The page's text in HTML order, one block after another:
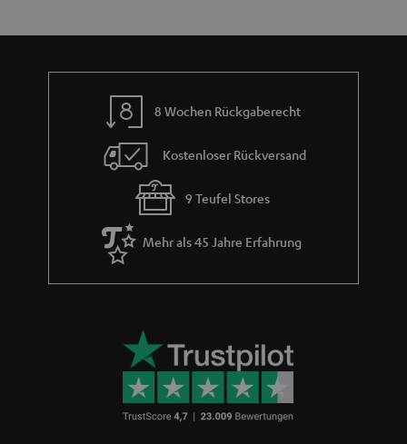
m
8 Wochen Rückgaberecht
Kostenloser Rückversand
9 Teufel Stores
Mehr als 45 Jahre Erfahrung